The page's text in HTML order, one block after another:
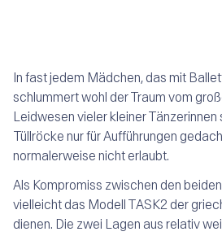
In fast jedem Mädchen, das mit
schlummert wohl der Traum vom
Leidwesen vieler kleiner
Tüllröcke nur für Aufführungen
normalerweise nicht erlaubt.
Als Kompromiss zwischen den
vielleicht das Modell TASK2 der
dienen. Die zwei Lagen aus relativ